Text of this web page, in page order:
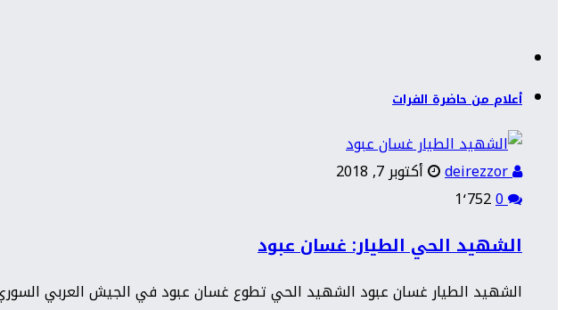
أعلام من حاضرة الفرات
deirezzor
أكتوبر 7, 2018
0
الشهيد الحي الطيار: غسان عبود
الشهيد الطيار غسان عبود الشهيد الحي تطوع غسان عبود في الجيش العربي السوري